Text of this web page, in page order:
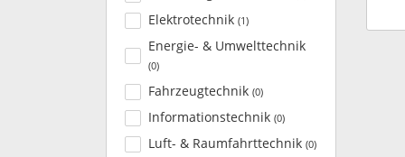
Elektrotechnik (1 )
Energie- & Umwelttechnik
(0)
Fahrzeugtechnik (0)
Informationstechnik (0)
Luft- & Raumfahrttechnik (0)